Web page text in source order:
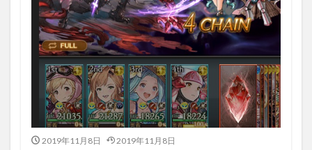
2019年11月8日 2019年11月8日